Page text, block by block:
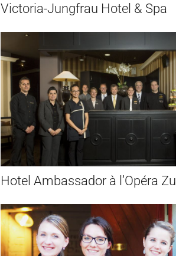
Victoria-Jungfrau Hotel & Spa
Hotel Ambassador à l’Opéra